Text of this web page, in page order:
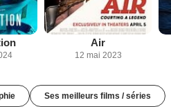
Air
12 mai 2023
Ses meilleurs films / séries